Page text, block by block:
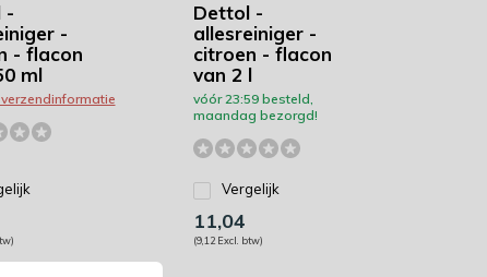
-
-
- flacon
ml
Dettol -
allesreiniger -
citroen - flacon
van 2 l
vóór 23:59 besteld,
maandag bezorgd!
Vergelijk
11,04
(9,12 Excl. btw)